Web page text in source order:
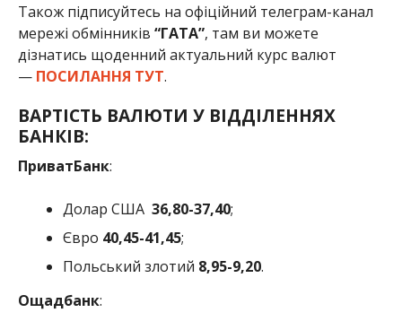
Також підписуйтесь на офіційний телеграм-канал
мережі обмінників “ГАТА”, там ви можете
дізнатись щоденний актуальний курс валют
— ПОСИЛАННЯ ТУТ.
ВАРТІСТЬ ВАЛЮТИ У ВІДДІЛЕННЯХ
БАНКІВ:
ПриватБанк:
Долар США 36,80-37,40;
Євро 40,45-41,45;
Польський злотий 8,95-9,20.
Ощадбанк: